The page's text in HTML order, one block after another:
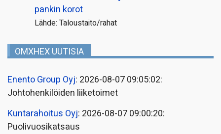
pankin korot
Lähde: Taloustaito/rahat
OMXHEX UUTISIA
Enento Group Oyj: 2026-08-07 09:05:02:
Johtohenkilöiden liiketoimet
Kuntarahoitus Oyj: 2026-08-07 09:00:20:
Puolivuosikatsaus